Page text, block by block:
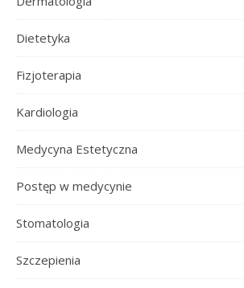
Dietetyka
Fizjoterapia
Kardiologia
Medycyna Estetyczna
Postęp w medycynie
Stomatologia
Szczepienia